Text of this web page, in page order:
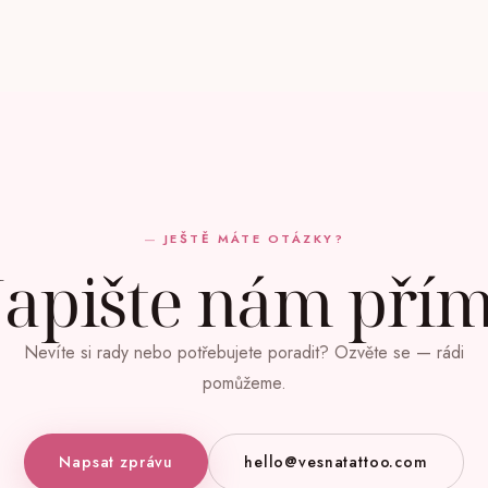
JEŠTĚ MÁTE OTÁZKY?
nám
Nevíte si rady nebo potřebujete poradit? Ozvěte se — rádi
pomůžeme.
Napsat zprávu hello@vesnatattoo.com